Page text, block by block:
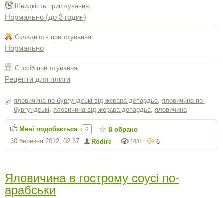
Швидкість приготування:
Нормально (до 3 годин)
Складність приготування:
Нормально
Спосіб приготування:
Рецепти для плити
яловичина по-бургундські від жерара депардьє яловичина по-
бургундські яловичина від жерара депардьє яловичина
6
1881
Rodira
30 березня 2012, 02:37
Мені подобається 6 В обране
Яловичина в гострому соусі по-
арабськи